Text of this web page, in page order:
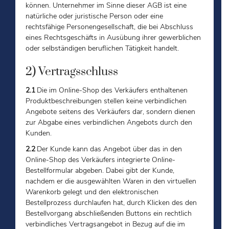
können. Unternehmer im Sinne dieser AGB ist eine
natürliche oder juristische Person oder eine
rechtsfähige Personengesellschaft, die bei Abschluss
eines Rechtsgeschäfts in Ausübung ihrer gewerblichen
oder selbständigen beruflichen Tätigkeit handelt.
2) Vertragsschluss
2.1 Die im Online-Shop des Verkäufers enthaltenen
Produktbeschreibungen stellen keine verbindlichen
Angebote seitens des Verkäufers dar, sondern dienen
zur Abgabe eines verbindlichen Angebots durch den
Kunden.
2.2 Der Kunde kann das Angebot über das in den
Online-Shop des Verkäufers integrierte Online-
Bestellformular abgeben. Dabei gibt der Kunde,
nachdem er die ausgewählten Waren in den virtuellen
Warenkorb gelegt und den elektronischen
Bestellprozess durchlaufen hat, durch Klicken des den
Bestellvorgang abschließenden Buttons ein rechtlich
verbindliches Vertragsangebot in Bezug auf die im